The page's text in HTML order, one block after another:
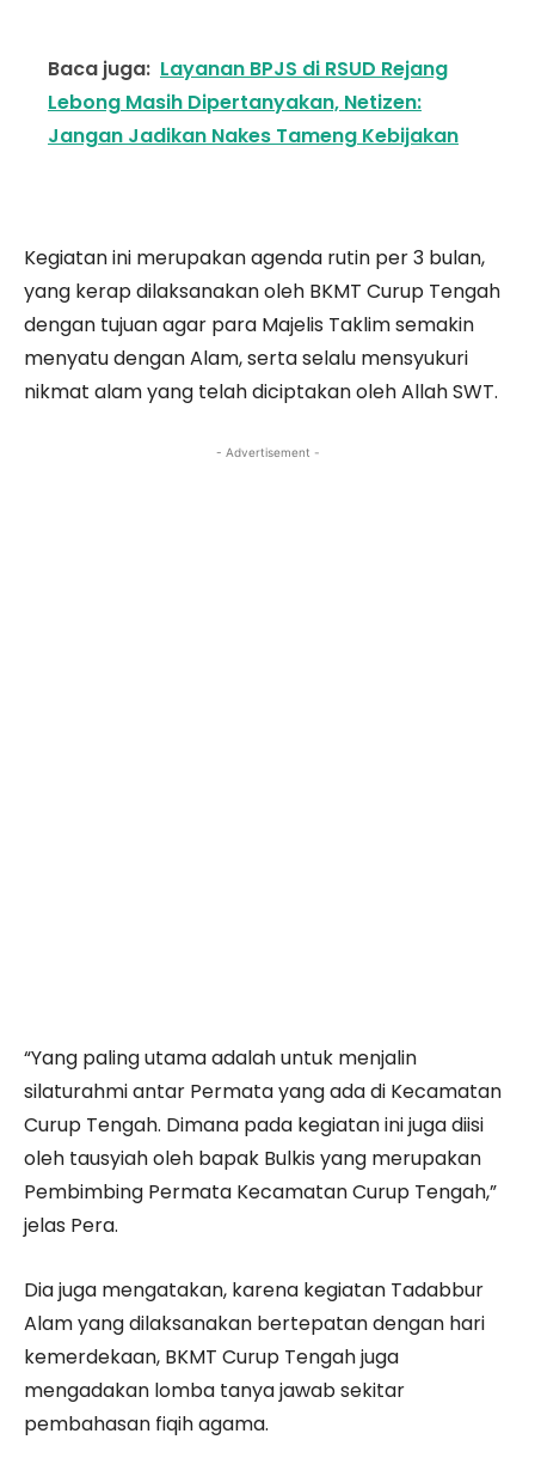
Baca juga: Layanan BPJS di RSUD Rejang
Lebong Masih Dipertanyakan, Netizen:
Jangan Jadikan Nakes Tameng Kebijakan
Kegiatan ini merupakan agenda rutin per 3 bulan,
yang kerap dilaksanakan oleh BKMT Curup Tengah
dengan tujuan agar para Majelis Taklim semakin
menyatu dengan Alam, serta selalu mensyukuri
nikmat alam yang telah diciptakan oleh Allah SWT.
- Advertisement -
“Yang paling utama adalah untuk menjalin
silaturahmi antar Permata yang ada di Kecamatan
Curup Tengah. Dimana pada kegiatan ini juga diisi
oleh tausyiah oleh bapak Bulkis yang merupakan
Pembimbing Permata Kecamatan Curup Tengah,”
jelas Pera.
Dia juga mengatakan, karena kegiatan Tadabbur
Alam yang dilaksanakan bertepatan dengan hari
kemerdekaan, BKMT Curup Tengah juga
mengadakan lomba tanya jawab sekitar
pembahasan fiqih agama.